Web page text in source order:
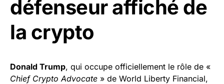
défenseur affiché de
la crypto
Donald Trump, qui occupe officiellement le rôle de «
Chief Crypto Advocate » de World Liberty Financial,